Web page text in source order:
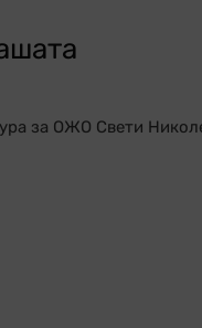
за ОЖО Свети